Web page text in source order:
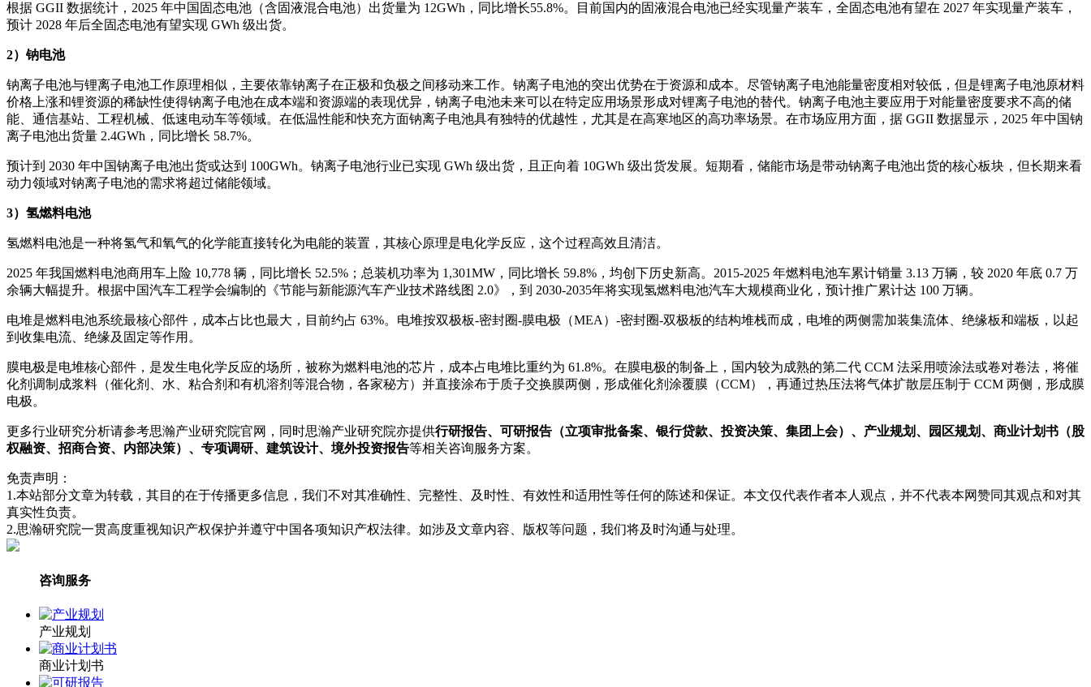
根据 GGII 数据统计，2025 年中国固态电池（含固液混合电池）出货量为 12GWh，同比增长55.8%。目前国内的固液混合电池已经实现量产装车，全固态电池有望在 2027 年实现量产装车，
预计 2028 年后全固态电池有望实现 GWh 级出货。
2）钠电池
钠离子电池与锂离子电池工作原理相似，主要依靠钠离子在正极和负极之间移动来工作。钠离子电池的突出优势在于资源和成本。尽管钠离子电池能量密度相对较低，但是锂离子电池原材料
价格上涨和锂资源的稀缺性使得钠离子电池在成本端和资源端的表现优异，钠离子电池未来可以在特定应用场景形成对锂离子电池的替代。钠离子电池主要应用于对能量密度要求不高的储
能、通信基站、工程机械、低速电动车等领域。在低温性能和快充方面钠离子电池具有独特的优越性，尤其是在高寒地区的高功率场景。在市场应用方面，据 GGII 数据显示，2025 年中国钠
离子电池出货量 2.4GWh，同比增长 58.7%。
预计到 2030 年中国钠离子电池出货或达到 100GWh。钠离子电池行业已实现 GWh 级出货，且正向着 10GWh 级出货发展。短期看，储能市场是带动钠离子电池出货的核心板块，但长期来看
动力领域对钠离子电池的需求将超过储能领域。
3）氢燃料电池
氢燃料电池是一种将氢气和氧气的化学能直接转化为电能的装置，其核心原理是电化学反应，这个过程高效且清洁。
2025 年我国燃料电池商用车上险 10,778 辆，同比增长 52.5%；总装机功率为 1,301MW，同比增长 59.8%，均创下历史新高。2015-2025 年燃料电池车累计销量 3.13 万辆，较 2020 年底 0.7 万
余辆大幅提升。根据中国汽车工程学会编制的《节能与新能源汽车产业技术路线图 2.0》，到 2030-2035年将实现氢燃料电池汽车大规模商业化，预计推广累计达 100 万辆。
电堆是燃料电池系统最核心部件，成本占比也最大，目前约占 63%。电堆按双极板-密封圈-膜电极（MEA）-密封圈-双极板的结构堆栈而成，电堆的两侧需加装集流体、绝缘板和端板，以起
到收集电流、绝缘及固定等作用。
膜电极是电堆核心部件，是发生电化学反应的场所，被称为燃料电池的芯片，成本占电堆比重约为 61.8%。在膜电极的制备上，国内较为成熟的第二代 CCM 法采用喷涂法或卷对卷法，将催
化剂调制成浆料（催化剂、水、粘合剂和有机溶剂等混合物，各家秘方）并直接涂布于质子交换膜两侧，形成催化剂涂覆膜（CCM），再通过热压法将气体扩散层压制于 CCM 两侧，形成膜
电极。
更多行业研究分析请参考思瀚产业研究院官网，同时思瀚产业研究院亦提供行研报告、可研报告（立项审批备案、银行贷款、投资决策、集团上会）、产业规划、园区规划、商业计划书（股
权融资、招商合资、内部决策）、专项调研、建筑设计、境外投资报告等相关咨询服务方案。
免责声明：
1.本站部分文章为转载，其目的在于传播更多信息，我们不对其准确性、完整性、及时性、有效性和适用性等任何的陈述和保证。本文仅代表作者本人观点，并不代表本网赞同其观点和对其
真实性负责。
2.思瀚研究院一贯高度重视知识产权保护并遵守中国各项知识产权法律。如涉及文章内容、版权等问题，我们将及时沟通与处理。
咨询服务
产业规划
商业计划书